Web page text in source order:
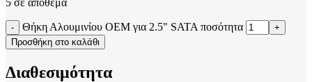
Θήκη Αλουμινίου ΟΕΜ για 2.5" SATA ποσότητα
Προσθήκη στο καλάθι
Διαθεσιμότητα